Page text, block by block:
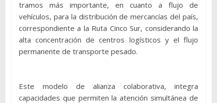
tramos más importante, en cuanto a flujo de
vehículos, para la distribución de mercancías del país,
correspondiente a la Ruta Cinco Sur, considerando la
alta concentración de centros logísticos y el flujo
permanente de transporte pesado.
Este modelo de alianza colaborativa, integra
capacidades que permiten la atención simultánea de